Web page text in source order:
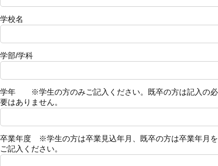
学校名
学部/学科
学年 ※学生の方のみご記入ください。既卒の方は記入の必
要はありません。
卒業年度 ※学生の方は卒業見込年月、既卒の方は卒業年月を
ご記入ください。